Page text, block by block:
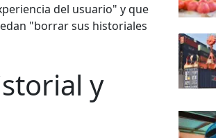
del usuario" y que
"borrar sus historiales
y